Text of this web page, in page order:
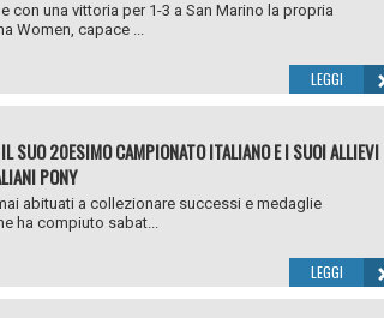
con una vittoria per 1-3 a San Marino la propria
Women, capace ...
LEGGI
SUO 20ESIMO CAMPIONATO ITALIANO E I SUOI ALLIEVI
PONY
abituati a collezionare successi e medaglie
ha compiuto sabat...
LEGGI